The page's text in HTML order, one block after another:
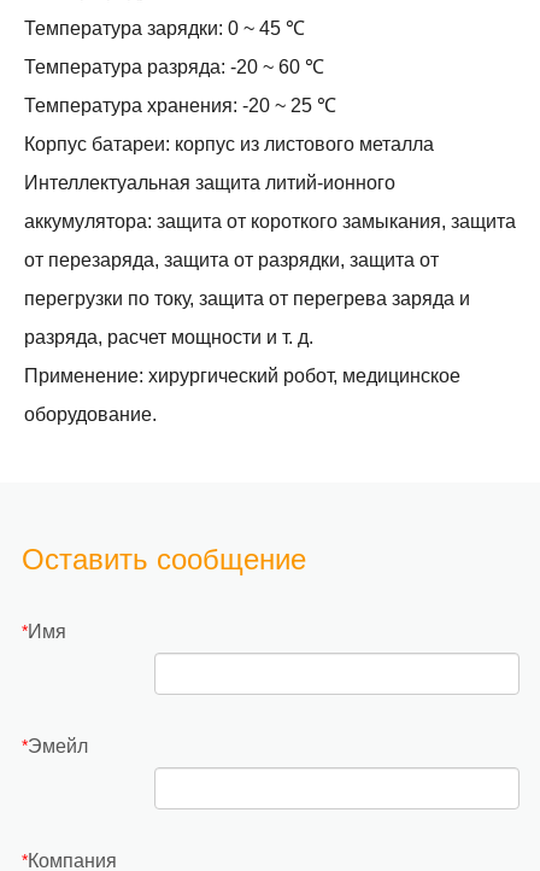
Температура зарядки: 0 ~ 45 ℃
Температура разряда: -20 ~ 60 ℃
Температура хранения: -20 ~ 25 ℃
Корпус батареи: корпус из листового металла
Интеллектуальная защита литий-ионного
аккумулятора: защита от короткого замыкания, защита
от перезаряда, защита от разрядки, защита от
перегрузки по току, защита от перегрева заряда и
разряда, расчет мощности и т. д.
Применение: хирургический робот, медицинское
оборудование.
Оставить сообщение
*Имя
*Эмейл
*Компания